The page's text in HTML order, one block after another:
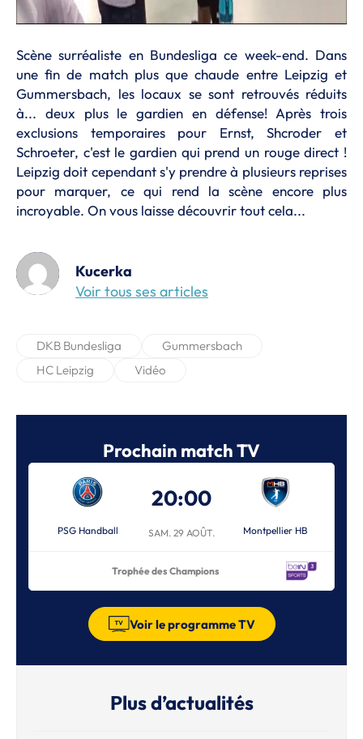
Scène surréaliste en Bundesliga ce week-end. Dans
une fin de match plus que chaude entre Leipzig et
Gummersbach, les locaux se sont retrouvés réduits
à... deux plus le gardien en défense! Après trois
exclusions temporaires pour Ernst, Shcroder et
Schroeter, c'est le gardien qui prend un rouge direct !
Leipzig doit cependant s'y prendre à plusieurs reprises
pour marquer, ce qui rend la scène encore plus
incroyable. On vous laisse découvrir tout cela...
Kucerka
Voir tous ses articles
DKB Bundesliga
Gummersbach
HC Leipzig
Vidéo
Prochain match TV
PSG Handball
20:00
SAM. 29 AOÛT. Montpellier HB
Trophée des Champions
Voir le programme TV
Plus d’actualités